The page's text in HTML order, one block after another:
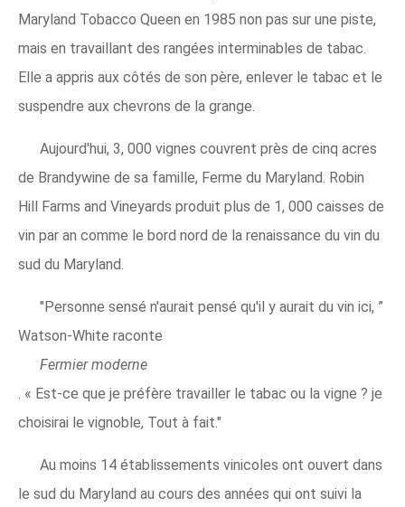
Maryland Tobacco Queen en 1985 non pas sur une piste,
mais en travaillant des rangées interminables de tabac.
Elle a appris aux côtés de son père, enlever le tabac et le
suspendre aux chevrons de la grange.
Aujourd'hui, 3, 000 vignes couvrent près de cinq acres
de Brandywine de sa famille, Ferme du Maryland. Robin
Hill Farms and Vineyards produit plus de 1, 000 caisses de
vin par an comme le bord nord de la renaissance du vin du
sud du Maryland.
"Personne sensé n'aurait pensé qu'il y aurait du vin ici, ”
Watson-White raconte
Fermier moderne
. « Est-ce que je préfère travailler le tabac ou la vigne ? je
choisirai le vignoble, Tout à fait."
Au moins 14 établissements vinicoles ont ouvert dans
le sud du Maryland au cours des années qui ont suivi la